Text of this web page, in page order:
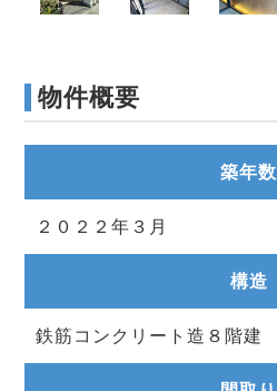
物件概要
築年数
２０２２年３月
構造
鉄筋コンクリート造８階建